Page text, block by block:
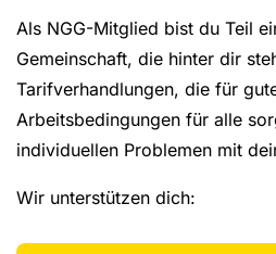
Als NGG-Mitglied bist du Teil
Gemeinschaft, die hinter dir
Tarifverhandlungen, die für
Arbeitsbedingungen für alle
individuellen Problemen mit
Wir unterstützen dich: